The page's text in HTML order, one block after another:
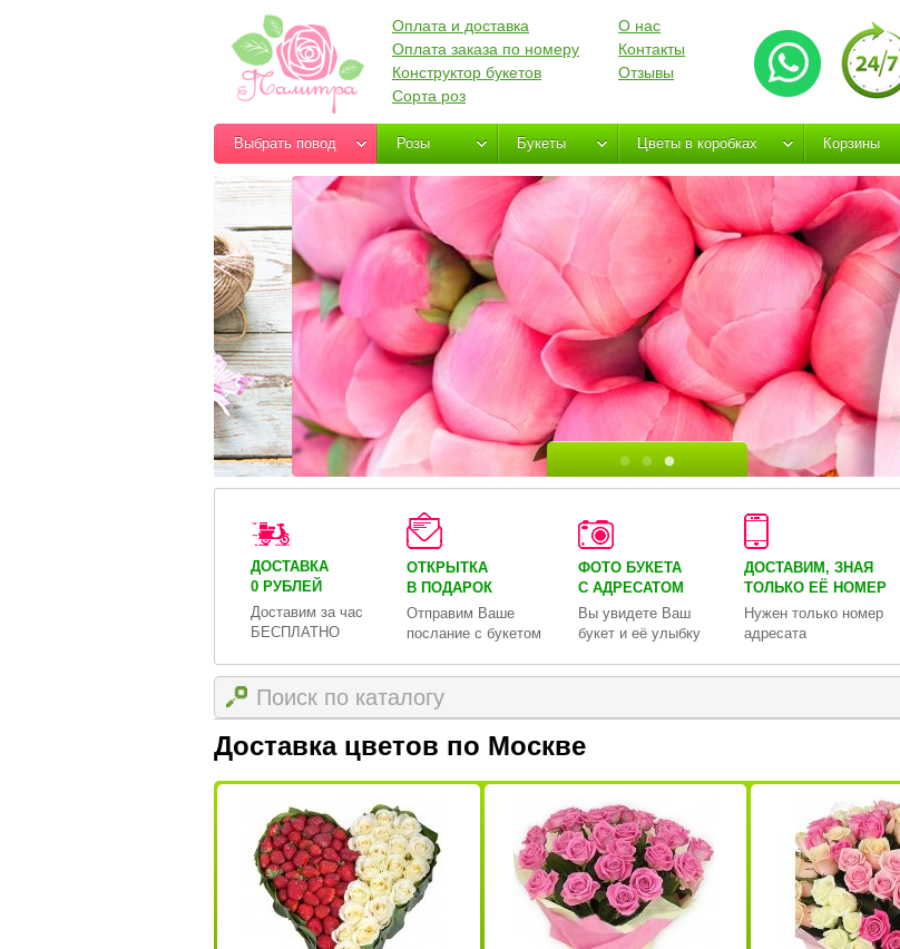
Оплата и доставка
Оплата заказа по номеру
Конструктор букетов
Сорта роз
О нас
Контакты
Отзывы
Выбрать повод Розы Букеты Цветы в коробках Корзины
ДОСТАВКА
0 РУБЛЕЙ
Доставим за час
БЕСПЛАТНО
ОТКРЫТКА
В ПОДАРОК
Отправим Ваше
послание с букетом
ФОТО БУКЕТА
С АДРЕСАТОМ
Вы увидете Ваш
букет и её улыбку
ДОСТАВИМ, ЗНАЯ
ТОЛЬКО ЕЁ НОМЕР
Нужен только номер
адресата
Доставка цветов по Москве